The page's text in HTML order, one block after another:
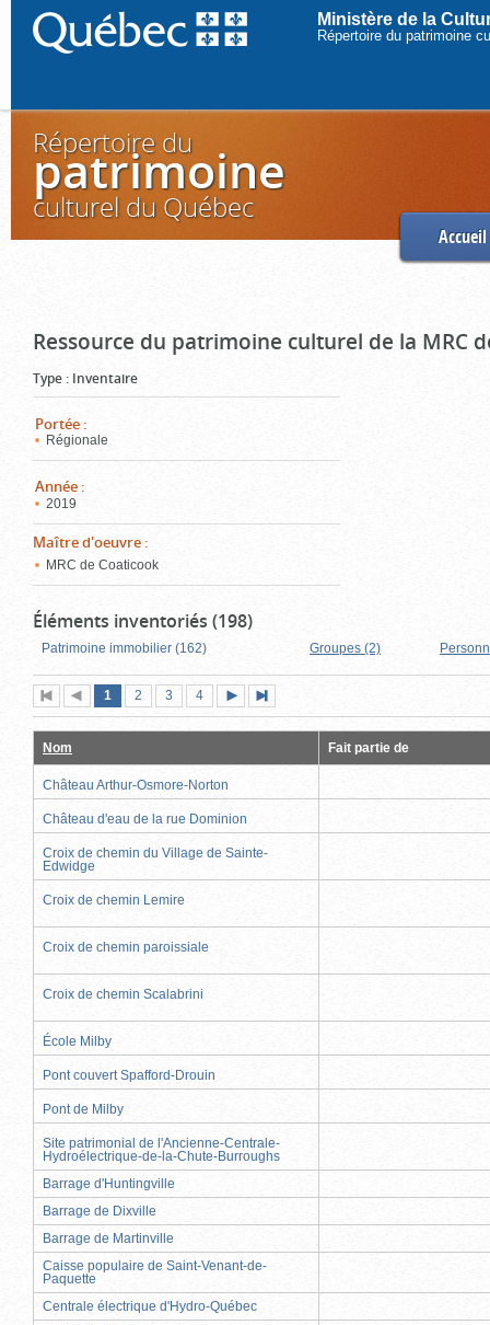
Ministère de la
Répertoire du patrimoine
Répertoire du
patrimoine
culturel du Québec
Accueil
Ressource du patrimoine culturel de la MRC
Type : Inventaire
Portée :
Régionale
Année :
2019
Maître d'oeuvre :
MRC de Coaticook
Éléments inventoriés (198)
Patrimoine immobilier (162) Groupes (2)
Première
page
Page
précédente
Page
1 (page
actuelle)
Page
2 Page
3 Page
4
suivante
page
Nom Fait partie de
Château Arthur-Osmore-Norton
Château d'eau de la rue Dominion
Croix de chemin du Village de Sainte-
Edwidge
Croix de chemin Lemire
Croix de chemin paroissiale
Croix de chemin Scalabrini
École Milby
Pont couvert Spafford-Drouin
Pont de Milby
Site patrimonial de l'Ancienne-Centrale-
Hydroélectrique-de-la-Chute-Burroughs
Barrage d'Huntingville
Barrage de Dixville
Barrage de Martinville
Caisse populaire de Saint-Venant-de-
Paquette
Centrale électrique d'Hydro-Québec